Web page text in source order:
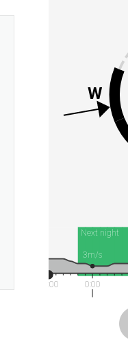
W
Next night
18:00 0:00
3m/s